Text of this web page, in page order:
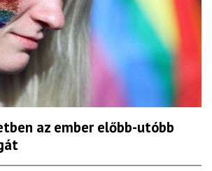
az ember előbb-utóbb